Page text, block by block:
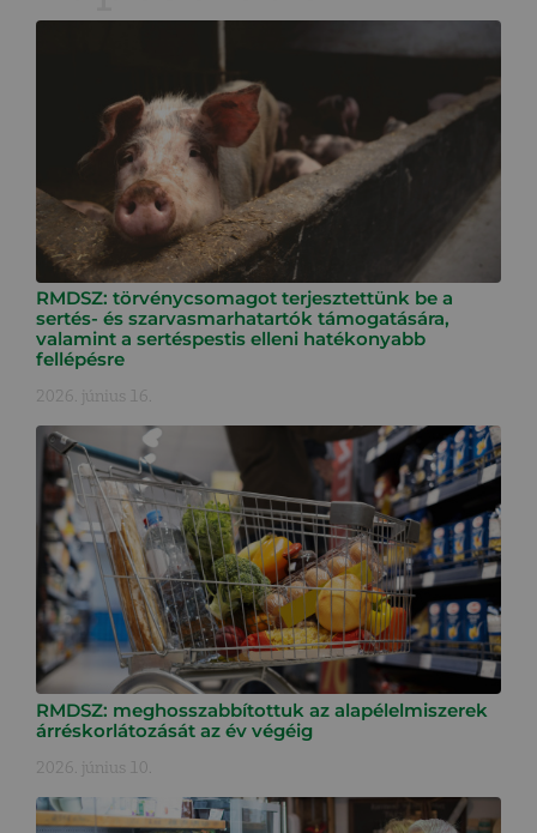
RMDSZ: törvénycsomagot terjesztettünk be a
sertés- és szarvasmarhatartók támogatására,
valamint a sertéspestis elleni hatékonyabb
fellépésre
2026. június 16.
RMDSZ: meghosszabbítottuk az alapélelmiszerek
árréskorlátozását az év végéig
2026. június 10.